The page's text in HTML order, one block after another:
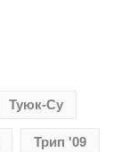
Туюк-Су
Трип '09